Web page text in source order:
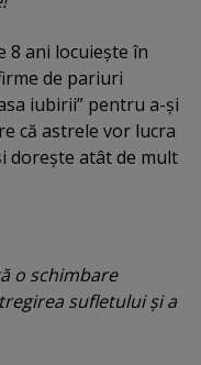
8 ani locuieşte în
de pariuri
iubirii” pentru a-şi
că astrele vor lucra
doreşte atât de mult
o schimbare
sufletului şi a